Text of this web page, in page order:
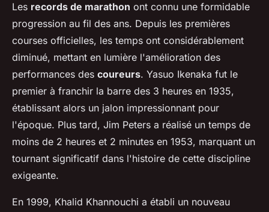
Les records de marathon ont connu une formidable
progression au fil des ans. Depuis les premières
courses officielles, les temps ont considérablement
diminué, mettant en lumière l'amélioration des
performances des coureurs. Yasuo Ikenaka fut le
premier à franchir la barre des 3 heures en 1935,
établissant alors un jalon impressionnant pour
l'époque. Plus tard, Jim Peters a réalisé un temps de
moins de 2 heures et 2 minutes en 1953, marquant un
tournant significatif dans l'histoire de cette discipline
exigeante.
En 1999, Khalid Khannouchi a établi un nouveau